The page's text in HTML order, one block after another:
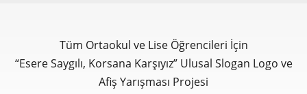
Tüm Ortaokul ve Lise Öğrencileri İçin
“Esere Saygılı, Korsana Karşıyız” Ulusal Slogan Logo ve
Afiş Yarışması Projesi